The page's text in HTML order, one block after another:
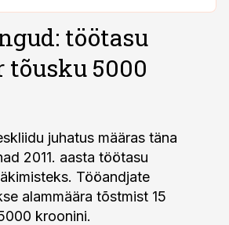
töötasu
tõusku 5000
juhatus määras täna
2011. aasta töötasu
Tööandjate
alammäära tõstmist 15
kroonini.